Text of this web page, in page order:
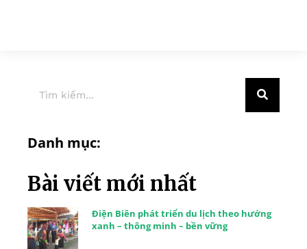
Danh mục:
Bài viết mới nhất
Điện Biên phát triển du lịch theo hướng
xanh – thông minh – bền vững